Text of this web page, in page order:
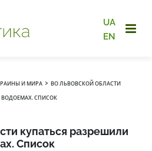
UA
EN
И МИРА › ВО ЛЬВОВСКОЙ ОБЛАСТИ
ВОДОЕМАХ. СПИСОК
купаться разрешили
Список